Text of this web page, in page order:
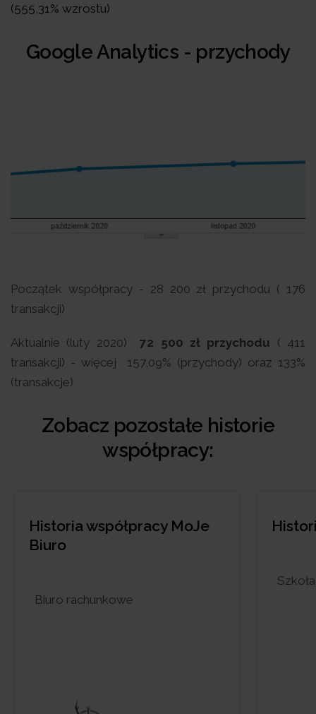
(555,31% wzrostu)
Google Analytics - przychody
Początek współpracy - 28 200 zł przychodu ( 176
transakcji)
Aktualnie (luty 2020)72 500 zł przychodu ( 411
transakcji) - więcej 157,09% (przychody) oraz 133%
(transakcje)
Zobacz pozostałe historie
współpracy:
Historia współpracy Mester